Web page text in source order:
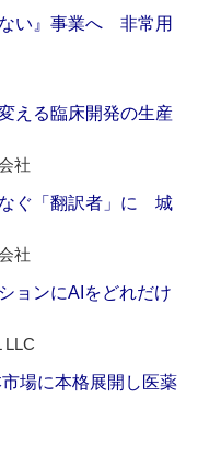
ない』事業へ 非常用
える臨床開発の生産
社
なぐ「翻訳者」に 城
社
ョンにAIをどれだけ
LLC
場に本格展開し医薬